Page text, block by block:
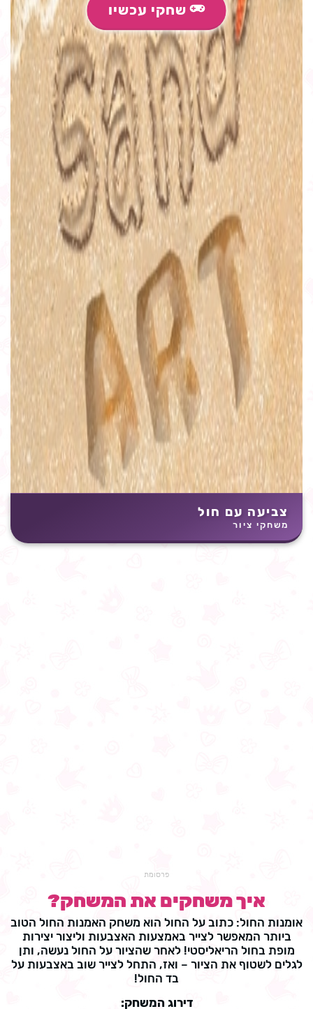
שחקי עכשיו
צביעה עם חול
משחקי ציור
פרסומת
איך משחקים את המשחק?
אומנות החול: כתוב על החול הוא משחק האמנות החול הטוב
ביותר המאפשר לצייר באמצעות האצבעות וליצור יצירות
מופת בחול הריאליסטי! לאחר שהציור על החול נעשה, ותן
לגלים לשטוף את הציור – ואז, התחל לצייר שוב באצבעות על
בד החול!
דירוג המשחק: